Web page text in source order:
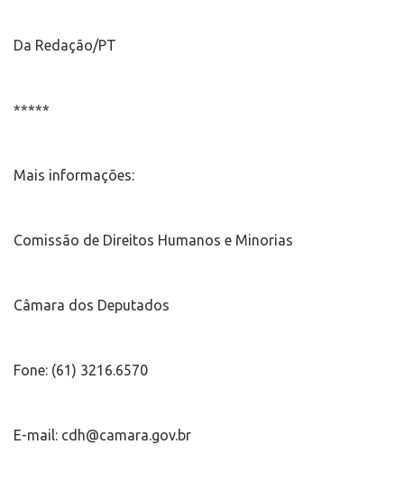
Da Redação/PT
*****
Mais informações:
Comissão de Direitos Humanos e Minorias
Câmara dos Deputados
Fone: (61) 3216.6570
E-mail: cdh@camara.gov.br